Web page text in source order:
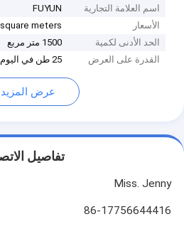
اسم العلامة التجارية
FUYUN
الأسعار
meters
الحد الأدنى لكمية
1500 متر مربع
القدرة على العرض
25 طن في اليوم
عرض المزيد
تفاصيل
Miss. Jenny
86-17756644416